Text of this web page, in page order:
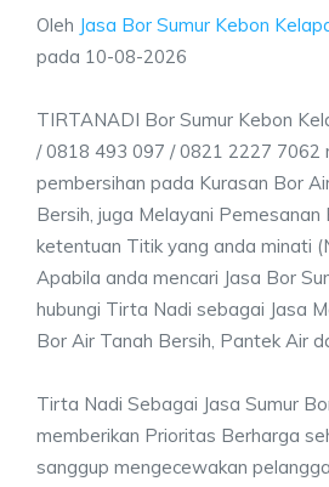
Oleh Jasa Bor Sumur Kebon
pada 10-08-2026
TIRTANADI Bor Sumur Kebon
/ 0818 493 097 / 0821 2227 7062
pembersihan pada Kurasan Bor
Bersih, juga Melayani Pemesanan
ketentuan Titik yang anda minati
Apabila anda mencari Jasa Bor
hubungi Tirta Nadi sebagai Jasa
Bor Air Tanah Bersih, Pantek Air
Tirta Nadi Sebagai Jasa Sumur
memberikan Prioritas Berharga
sanggup mengecewakan